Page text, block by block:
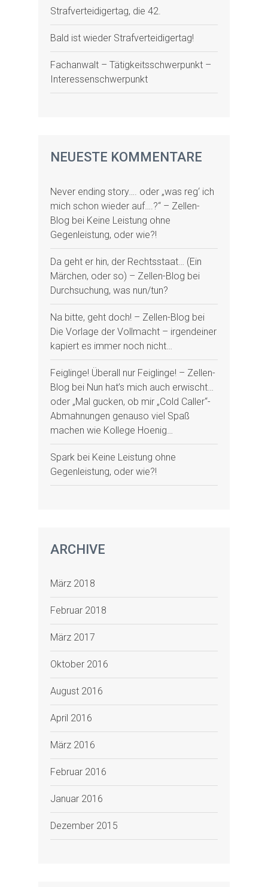
Strafverteidigertag, die 42.
Bald ist wieder Strafverteidigertag!
Fachanwalt – Tätigkeitsschwerpunkt –
Interessenschwerpunkt
NEUESTE KOMMENTARE
Never ending story…. oder „was reg‘ ich
mich schon wieder auf….?“ – Zellen-
Blog bei Keine Leistung ohne
Gegenleistung, oder wie?!
Da geht er hin, der Rechtsstaat… (Ein
Märchen, oder so) – Zellen-Blog bei
Durchsuchung, was nun/tun?
Na bitte, geht doch! – Zellen-Blog bei
Die Vorlage der Vollmacht – irgendeiner
kapiert es immer noch nicht…
Feiglinge! Überall nur Feiglinge! – Zellen-
Blog bei Nun hat’s mich auch erwischt…
oder „Mal gucken, ob mir „Cold Caller“-
Abmahnungen genauso viel Spaß
machen wie Kollege Hoenig…
Spark bei Keine Leistung ohne
Gegenleistung, oder wie?!
ARCHIVE
März 2018
Februar 2018
März 2017
Oktober 2016
August 2016
April 2016
März 2016
Februar 2016
Januar 2016
Dezember 2015